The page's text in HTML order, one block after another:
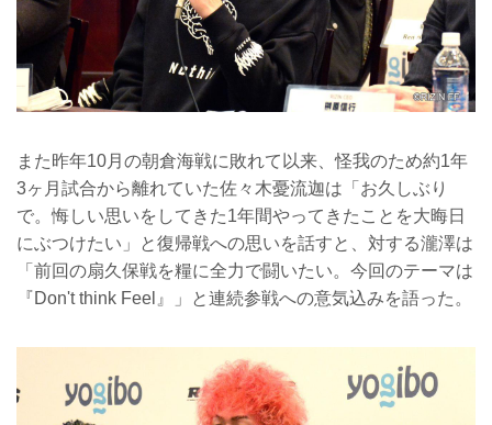
また昨年10月の朝倉海戦に敗れて以来、怪我のため約1年
3ヶ月試合から離れていた佐々木憂流迦は「お久しぶり
で。悔しい思いをしてきた1年間やってきたことを大晦日
にぶつけたい」と復帰戦への思いを話すと、対する瀧澤は
「前回の扇久保戦を糧に全力で闘いたい。今回のテーマは
『Don't think Feel』」と連続参戦への意気込みを語った。